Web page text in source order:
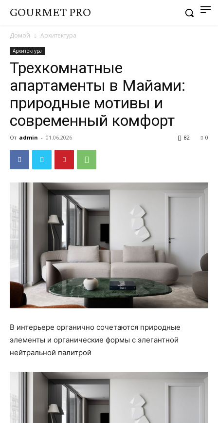
GOURMET PRO
Домой Архитектура
Архитектура
Трехкомнатные
апартаменты в Майами:
природные мотивы и
современный комфорт
От admin - 01.06.2026 0
82
В интерьере органично сочетаются природные
элементы и органические формы с элегантной
нейтральной палитрой